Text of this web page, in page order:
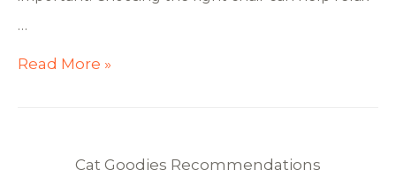
…
Read More »
Cat Goodies Recommendations